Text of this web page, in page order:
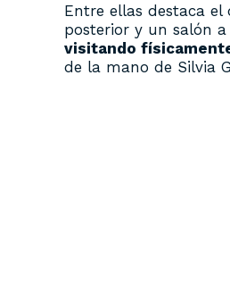
Entre ellas destaca
posterior y un salón
visitando
de la mano de Silvia